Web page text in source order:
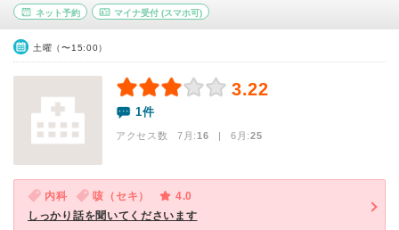
ネット予約 マイナ受付(スマホ可)
土曜（〜15:00）
3.22
1件
アクセス数 7月:16 | 6月:25
内科 咳（セキ）
4.0
しっかり話を聞いてくださいます